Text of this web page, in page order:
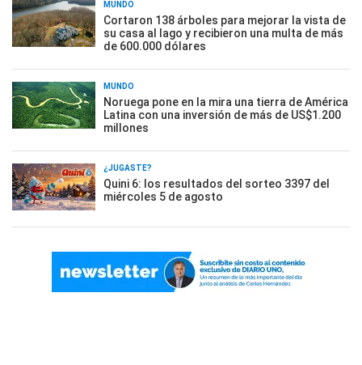
MUNDO
Cortaron 138 árboles para mejorar la vista de
su casa al lago y recibieron una multa de más
de 600.000 dólares
MUNDO
Noruega pone en la mira una tierra de América
Latina con una inversión de más de US$1.200
millones
¿JUGASTE?
Quini 6: los resultados del sorteo 3397 del
miércoles 5 de agosto